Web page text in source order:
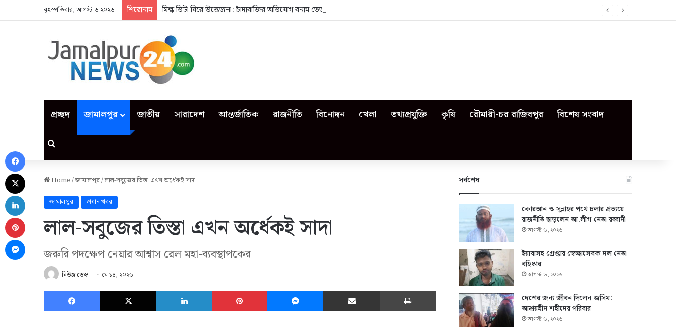
বৃহস্পতিবার, আগস্ট ৬ ২০২৬ শিরোনাম মিল্ক ভিটা ঘিরে উত্তেজনা: চাঁদাবাজির অভিযোগ বনাম ভেজাল দুধের জিডি
প্রচ্ছদ জামালপুর জাতীয় সারাদেশ আন্তর্জাতিক রাজনীতি বিনোদন খেলা তথ্যপ্রযুক্তি কৃষি রৌমারী-চর রাজিবপুর বিশেষ সংবাদ
Search for
Home/জামালপুর/লাল-সবুজের তিস্তা এখন অর্ধেকই সাদা
জামালপুর প্রধান খবর
লাল-সবুজের তিস্তা এখন অর্ধেকই সাদা
জরুরি পদক্ষেপ নেয়ার আশ্বাস রেল মহা-ব্যবস্থাপকের
নিউজ ডেস্ক মে ১৪, ২০২৬
Facebook X LinkedIn Pinterest Messenger Share via Email Print
সর্বশেষ
কোরআন ও সুন্নাহর পথে চলার প্রত্যয়ে
রাজনীতি ছাড়লেন আ.লীগ নেতা রব্বানী
আগস্ট ৬, ২০২৬
ইয়াবাসহ গ্রেপ্তার স্বেচ্ছাসেবক দল নেতা
বহিষ্কার
আগস্ট ৬, ২০২৬
দেশের জন্য জীবন দিলেন জসিম:
আশ্রয়হীন শহীদের পরিবার
আগস্ট ৬, ২০২৬
Facebook
LinkedIn